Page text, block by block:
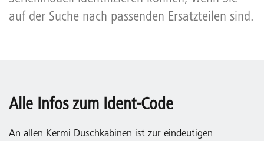
auf der Suche nach passenden Ersatzteilen sind.
Alle Infos zum Ident-Code
An allen Kermi Duschkabinen ist zur eindeutigen